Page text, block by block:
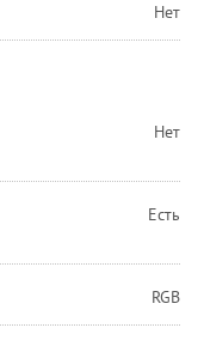
Нет
Нет
Есть
RGB